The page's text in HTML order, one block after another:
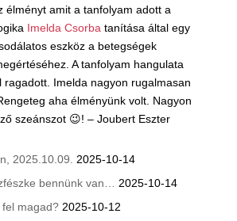
élményt amit a tanfolyam adott a
Imelda Csorba tanítása által egy
eszköz a betegségek
A tanfolyam hangulata
ragadott. Imelda nagyon rugalmasan
aha élményünk volt. Nagyon
szeánszot 😉! – Joubert Eszter
2025.10.09.
2025-10-14
bennünk van…
2025-10-14
magad? 2025-10-12